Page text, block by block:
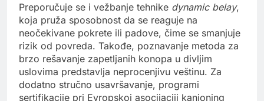
Preporučuje se i vežbanje tehnike dynamic belay,
koja pruža sposobnost da se reaguje na
neočekivane pokrete ili padove, čime se smanjuje
rizik od povreda. Takođe, poznavanje metoda za
brzo rešavanje zapetljanih konopa u divljim
uslovima predstavlja neprocenjivu veštinu. Za
dodatno stručno usavršavanje, programi
sertifikacije pri Evropskoj asocijaciji kanjoning